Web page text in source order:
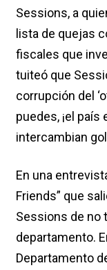
Sessions, a
lista de quejas
fiscales que
tuiteó que
corrupción del
puedes, ¡el
intercambian
En una
Friends” que
Sessions de no
departamento.
Departamento